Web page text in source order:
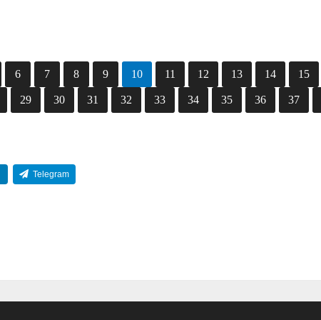
6 7 8 9 10 11 12 13 14 15
29 30 31 32 33 34 35 36 37
Telegram